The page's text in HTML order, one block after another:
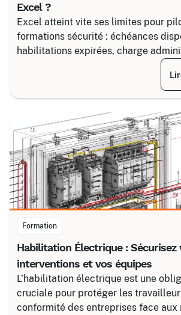
Excel ?
Excel atteint vite ses limites pour
formations sécurité : échéances
habilitations expirées, charge
croissante. Découvrez comment
fiable en associant un partenaire
Certalis et un logiciel de gestion de
Formation
Habilitation Électrique : Sécurisez
interventions et vos équipes
L’habilitation électrique est une
cruciale pour protéger les
conformité des entreprises face aux